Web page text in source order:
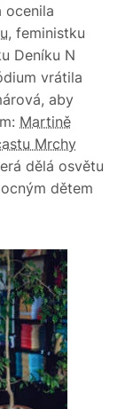
ocenila
, feministku
Deníku N
vrátila
aby
Martině
Mrchy
dělá osvětu
dětem